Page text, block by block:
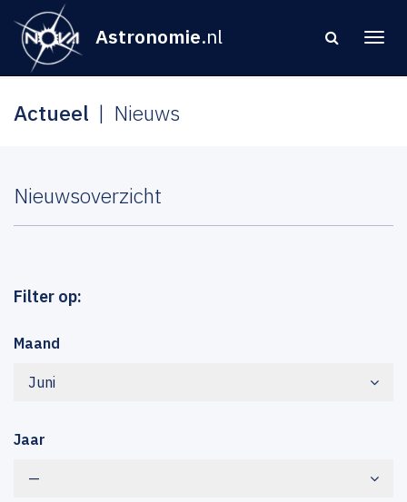
Astronomie.nl
Actueel Nieuws
Nieuwsoverzicht
Filter op:
Maand
Juni
Jaar
—